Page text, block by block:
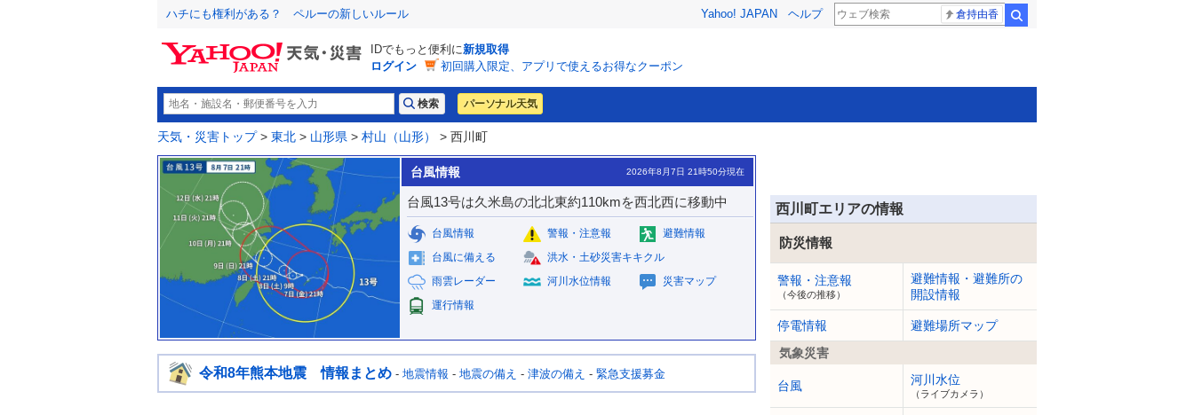
ハチにも権利がある？ ペルーの新しいルール Yahoo! JAPAN ヘルプ 倉持由香
IDでもっと便利に新規取得
ログイン
初回購入限定、アプリで使えるお得なクーポン
パーソナル天気
天気・災害トップ> 東北 > 山形県 > 村山（山形） > 西川町
台風情報 2026年8月7日 21時50分現在
台風13号は久米島の北北東約110kmを西北西に移動中
台風情報 警報・注意報
避難情報
台風に備える
洪水・土砂災害キキクル
雨雲レーダー
河川水位情報
災害マップ
運行情報
令和8年熊本地震 情報まとめ - 地震情報 - 地震の備え - 津波の備え - 緊急支援募金
西川町エリアの情報
防災情報
警報・注意報
（今後の推移）
避難情報・避難所の
開設情報
停電情報
避難場所マップ
気象災害
台風 河川水位
（ライブカメラ）